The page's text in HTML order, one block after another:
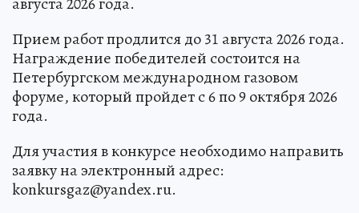
Прием работ продлится до 31 августа 2026 года.
Награждение победителей состоится на
Петербургском международном газовом
форуме, который пройдет с 6 по 9 октября 2026
года.
Для участия в конкурсе необходимо направить
заявку на электронный адрес:
konkursgaz@yandex.ru.